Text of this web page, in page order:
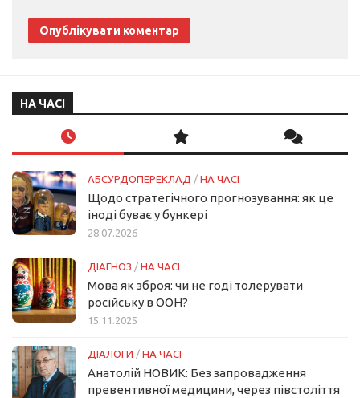
НА ЧАСІ
АБСУРДОПЕРЕКЛАД / НА ЧАСІ
Щодо стратегічного прогнозування: як це
іноді буває у бункері
28.07.2026
ДІАГНОЗ / НА ЧАСІ
Мова як зброя: чи не годі толерувати
російську в ООН?
15.11.2025
ДІАЛОГИ / НА ЧАСІ
Анатолій НОВИК: Без запровадження
превентивної медицини, через півстоліття